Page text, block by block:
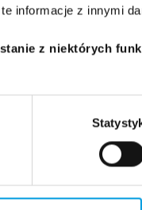
informacje z innymi
z niektórych